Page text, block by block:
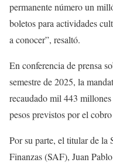
permanente número un
boletos para actividades
a conocer”, resaltó.
En conferencia de prensa
semestre de 2025, la
recaudado mil 443
pesos previstos por el
Por su parte, el titular de
Finanzas (SAF), Juan